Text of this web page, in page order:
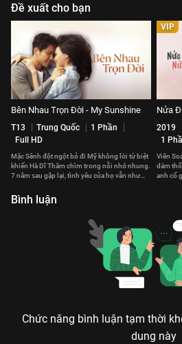
Đề xuất cho bạn
Bên Nhau Trọn Đời - My Sunshine
T13 Trung Quốc
1 Phần
Full HD
Mặc Sênh đột ngột bỏ đi Mỹ không lời từ biệt
khiến Hà Dĩ Thâm chìm trong nỗi nhớ nhung.
7 năm sau gặp lại, tình yêu của họ vẫn như
VIP
Nửa
2019
1
Viên
dám
anh cố
Bình luận
Chức năng bình luận tạm thời
dung này